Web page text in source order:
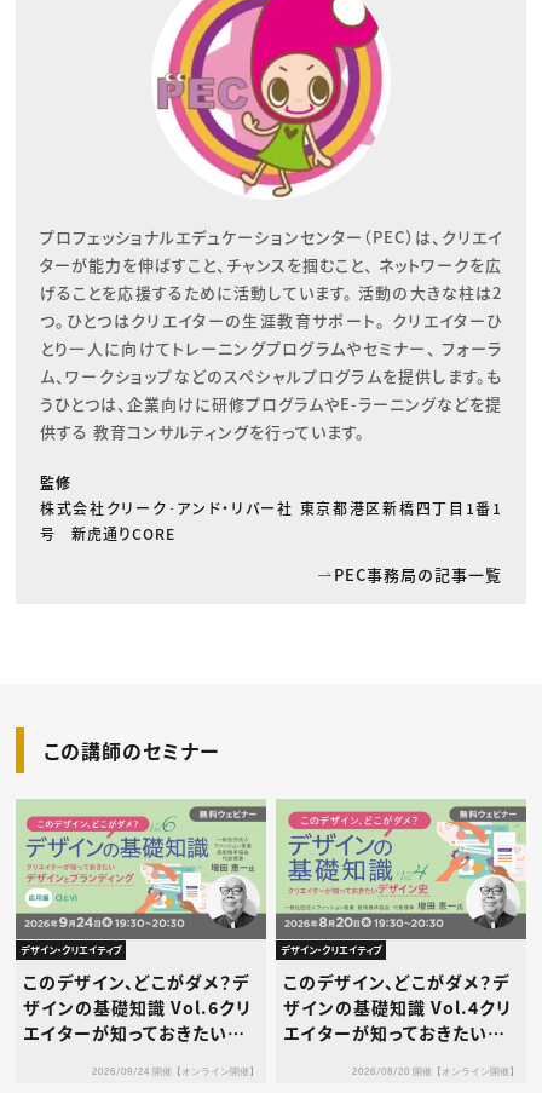
プロフェッショナルエデュケーションセンター（PEC）は、クリエイ
ターが能力を伸ばすこと、チャンスを掴むこと、 ネットワークを広
げることを応援するために活動しています。 活動の大きな柱は2
つ。ひとつはクリエイターの生涯教育サポート。 クリエイターひ
とり一人に向けてトレーニングプログラムやセミナー、 フォーラ
ム、ワークショップなどのスペシャルプログラムを提供します。も
うひとつは、企業向けに研修プログラムやE-ラーニングなどを提
供する 教育コンサルティングを行っています。
監修
株式会社クリーク･アンド・リバー社 東京都港区新橋四丁目1番1
号 新虎通りCORE
PEC事務局の記事一覧
この講師のセミナー
デザイン・クリエイティブ
このデザイン、どこがダメ？デ
ザインの基礎知識 Vol.6クリ
エイターが知っておきたいデ
編］～CIとVI～2026/09/24 開催【オンライン開催】
デザイン・クリエイティブ
このデザイン、どこがダメ？デ
ザインの基礎知識 Vol.4クリ
エイターが知っておきたいデ
2026/08/20 開催【オンライン開催】